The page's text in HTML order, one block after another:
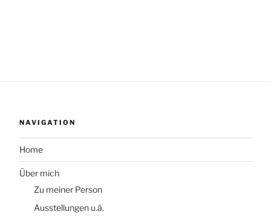
NAVIGATION
Home
Über mich
Zu meiner Person
Ausstellungen u.ä.